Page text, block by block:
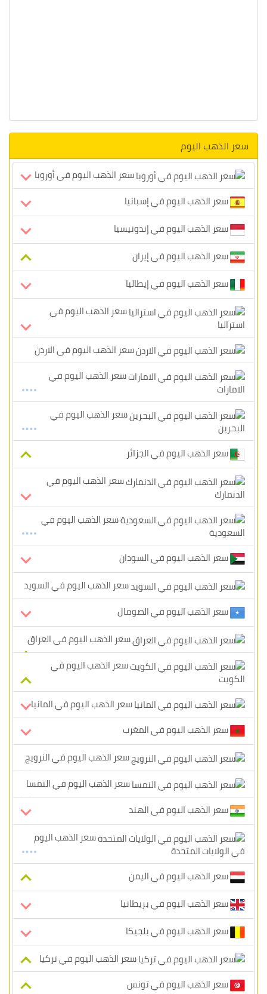
سعر الذهب اليوم
سعر الذهب اليوم في أوروبا
سعر الذهب اليوم في إسبانيا
سعر الذهب اليوم في إندونيسيا
سعر الذهب اليوم في إيران
سعر الذهب اليوم في إيطاليا
سعر الذهب اليوم في
استراليا
سعر الذهب اليوم في الاردن
سعر الذهب اليوم في
الامارات
سعر الذهب اليوم في
البحرين
سعر الذهب اليوم في الجزائر
سعر الذهب اليوم في
الدنمارك
سعر الذهب اليوم في
السعودية
سعر الذهب اليوم في السودان
سعر الذهب اليوم في السويد
سعر الذهب اليوم في الصومال
سعر الذهب اليوم في العراق
سعر الذهب اليوم في
الكويت
سعر الذهب اليوم في المانيا
سعر الذهب اليوم في المغرب
سعر الذهب اليوم في النرويج
سعر الذهب اليوم في النمسا
سعر الذهب اليوم في الهند
سعر الذهب اليوم
في الولايات المتحدة
سعر الذهب اليوم في اليمن
سعر الذهب اليوم في بريطانيا
سعر الذهب اليوم في بلجيكا
سعر الذهب اليوم في تركيا
سعر الذهب اليوم في تونس